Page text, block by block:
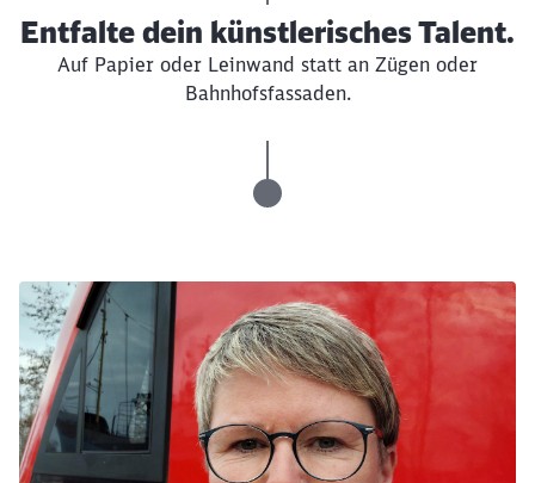
Entfalte dein künstlerisches Talent.
Auf Papier oder Leinwand statt an Zügen oder
Bahnhofsfassaden.